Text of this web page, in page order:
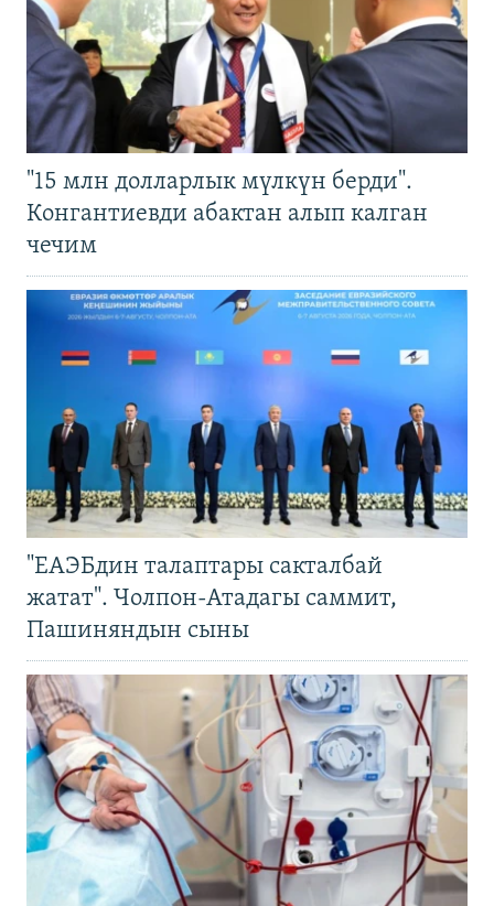
"15 млн долларлык мүлкүн берди".
Конгантиевди абактан алып калган
чечим
"ЕАЭБдин талаптары сакталбай
жатат". Чолпон-Атадагы саммит,
Пашиняндын сыны